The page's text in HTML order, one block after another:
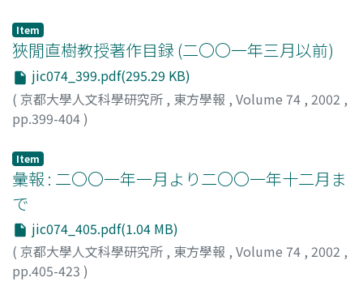
Item
狹閒直樹教授著作目録 (二〇〇一年三月以前)
jic074_399.pdf(295.29 KB)
( 京都大學人文科學研究所 , 東方學報 , Volume 74 , 2002 ,
pp.399-404)
Item
彙報 : 二〇〇一年一月より二〇〇一年十二月ま
で
jic074_405.pdf(1.04 MB)
( 京都大學人文科學研究所 , 東方學報 , Volume 74 , 2002 ,
pp.405-423 )